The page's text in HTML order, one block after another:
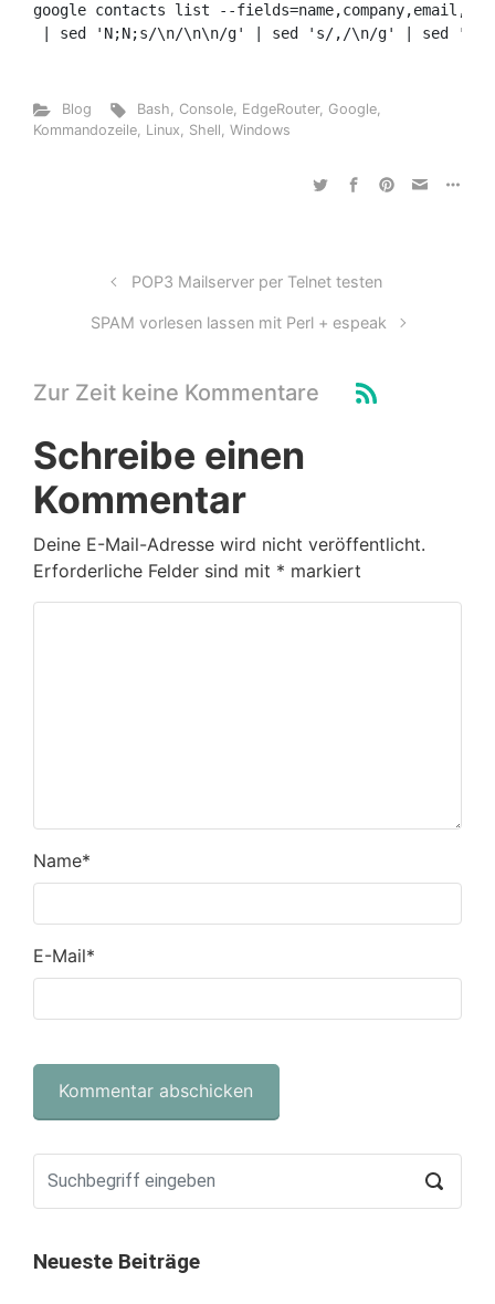
google contacts list --
Blog Bash, Console, EdgeRouter, Google,
Kommandozeile, Linux, Shell, Windows
POP3 Mailserver per Telnet testen
SPAM vorlesen lassen mit Perl + espeak
Zur Zeit keine Kommentare
Schreibe einen
Kommentar
Deine E-Mail-Adresse wird nicht veröffentlicht.
Erforderliche Felder sind mit * markiert
Name*
E-Mail*
Neueste Beiträge